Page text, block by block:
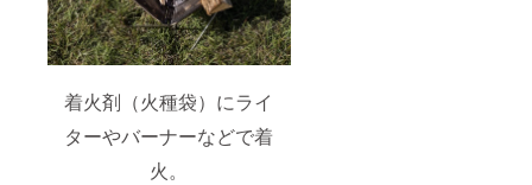
着火剤（火種袋）にライ
ターやバーナーなどで着
火。